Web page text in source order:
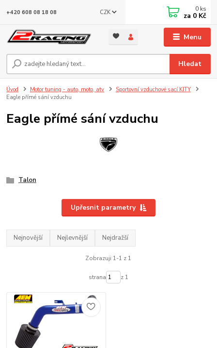
Menu
CZK
Hledat
+420 608 08 18 08 0 ks
za 0 Kč
Úvod Motor tuning - auto, moto, atv
Sportovní vzduchové sací KITY
Eagle přímé sání vzduchu
Eagle přímé sání vzduchu
Talon
Upřesnit parametry
Nejnovější Nejlevnější Nejdražší
Zobrazuji 1-1 z 1
strana z 1